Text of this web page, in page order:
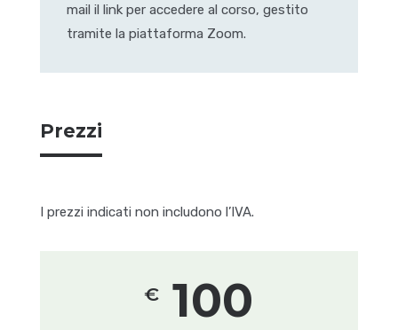
mail il link per accedere al corso, gestito
tramite la piattaforma Zoom.
Prezzi
I prezzi indicati non includono l’IVA.
€ 100